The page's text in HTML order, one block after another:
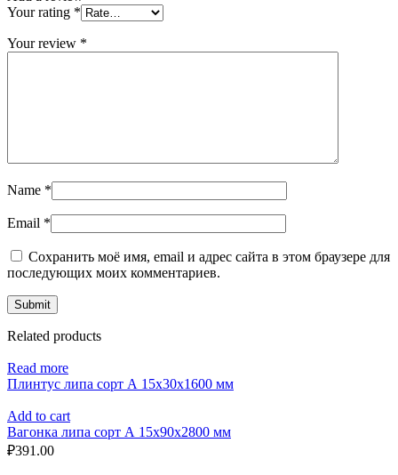
Your rating *
Your review *
Name *
Email *
Сохранить моё имя, email и адрес сайта в этом браузере для
последующих моих комментариев.
Related products
Read more
Плинтус липа сорт А 15x30x1600 мм
Add to cart
Вагонка липа сорт А 15x90x2800 мм
₽391.00